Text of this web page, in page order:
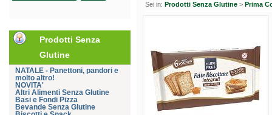
Prodotti Senza
Glutine
NATALE - Panettoni, pandori e
molto altro!
NOVITA'
Altri Alimenti Senza Glutine
Basi e Fondi Pizza
Bevande Senza Glutine
Sei in: Prodotti Senza Glutine > Prima